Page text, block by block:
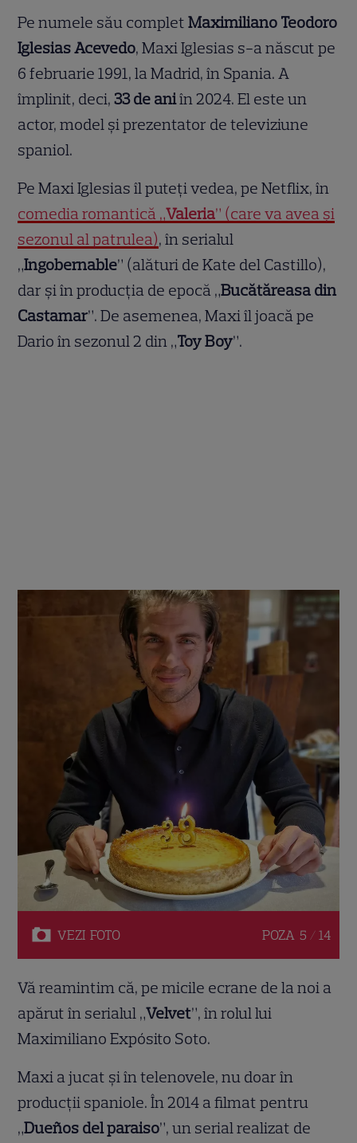
Pe numele său completMaximiliano Teodoro
Iglesias Acevedo, Maxi Iglesias s-a născut pe
6 februarie 1991, la Madrid, în Spania. A
împlinit, deci,33 de aniîn 2024. El este un
actor, model și prezentator de televiziune
spaniol.
Pe Maxi Iglesias îl puteți vedea, pe Netflix, în
comedia romantică „Valeria” (care va avea și
sezonul al patrulea), în serialul
„Ingobernable” (alături de Kate del Castillo),
dar și în producția de epocă „Bucătăreasa din
Castamar”. De asemenea, Maxi îl joacă pe
Dario în sezonul 2 din „Toy Boy”.
VEZI FOTO POZA 5 / 14
Vă reamintim că, pe micile ecrane de la noi a
apărut în serialul „Velvet”, în rolul lui
Maximiliano Expósito Soto.
Maxi a jucat și în telenovele, nu doar în
producții spaniole. În 2014 a filmat pentru
„Dueños del paraiso”, un serial realizat de